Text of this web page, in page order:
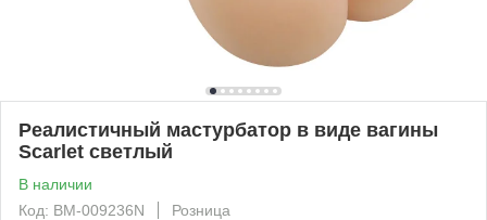
Реалистичный мастурбатор в виде вагины
Scarlet светлый
В наличии
Код: BM-009236N
Розница